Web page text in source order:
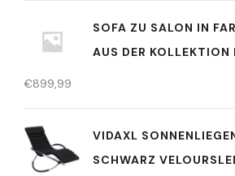
SOFA ZU SALON IN
AUS DER KOLLEKTION
€899,99
VIDAXL
SCHWARZ